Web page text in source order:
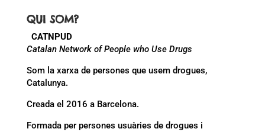
QUI SOM?
CATNPUD
Catalan Network of People who Use Drugs
Som la xarxa de persones que usem drogues,
Catalunya.
Creada el 2016 a Barcelona.
Formada per persones usuàries de drogues i